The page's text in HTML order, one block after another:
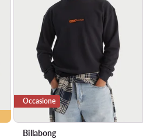
Occasione
Billabong